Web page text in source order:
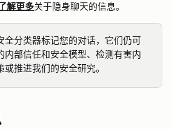
解更多关于隐身聊天的信息。
全分类器标记您的对话，它们仍可
内部信任和安全模型、检测有害内
推进我们的安全研究。